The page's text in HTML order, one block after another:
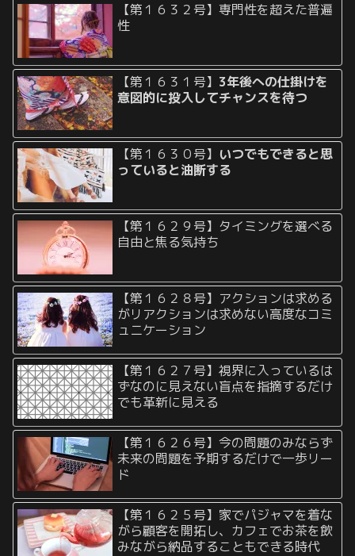
【第１６３２号】専門性を超えた普遍
性
【第１６３１号】 3年後への仕掛けを
意図的に投入してチャンスを待つ
【第１６３０号】 いつでもできると思
っていると油断する
【第１６２９号】タイミングを選べる
自由と焦る気持ち
【第１６２８号】アクションは求める
がリアクションは求めない高度なコミ
ュニケーション
【第１６２７号】視界に入っているは
ずなのに見えない盲点を指摘するだけ
でも革新に見える
【第１６２６号】今の問題のみならず
未来の問題を予期するだけで一歩リー
ド
【第１６２５号】家でパジャマを着な
がら顧客を開拓し、カフェでお茶を飲
みながら納品することもできる時代